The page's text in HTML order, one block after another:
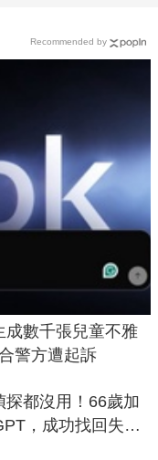
成數千張兒童不雅
警方遭起訴
都沒用！66歲加
，成功找回失散
Recommended by